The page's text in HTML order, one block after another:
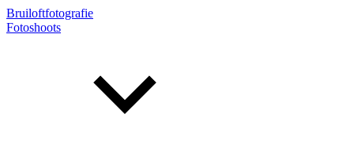
Bruiloftfotografie
Fotoshoots